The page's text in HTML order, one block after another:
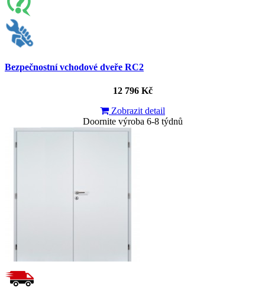
Bezpečnostní vchodové dveře RC2
12 796 Kč
Zobrazit detail
Doornite výroba 6-8 týdnů